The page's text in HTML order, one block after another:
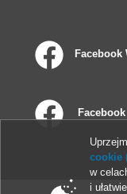
Facebook
©
cookie
w
i